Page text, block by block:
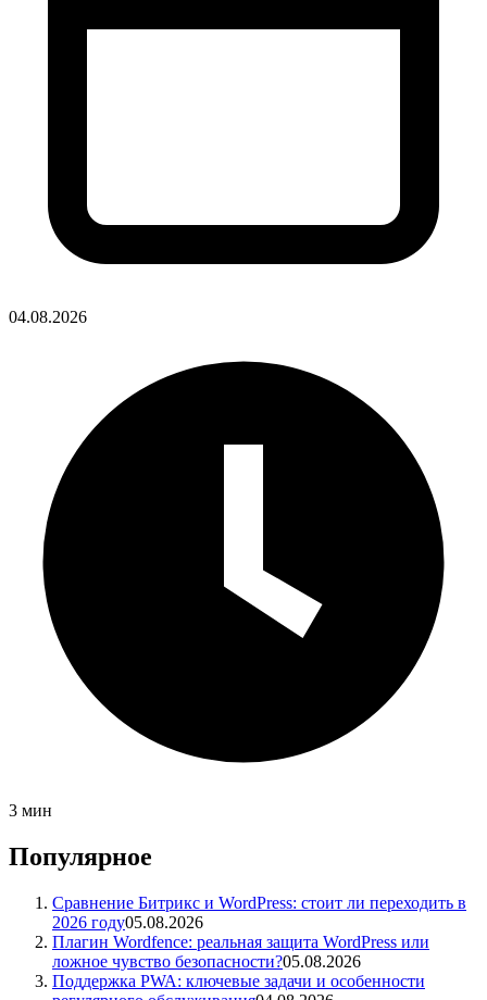
04.08.2026
3 мин
Популярное
Сравнение Битрикс и WordPress: стоит ли переходить в
2026 году05.08.2026
Плагин Wordfence: реальная защита WordPress или
ложное чувство безопасности?05.08.2026
Поддержка PWA: ключевые задачи и особенности